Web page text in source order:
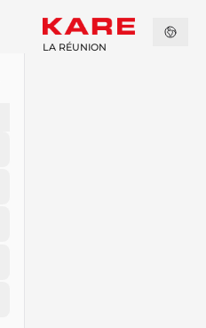
LA RÉUNION